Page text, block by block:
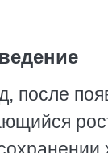
после